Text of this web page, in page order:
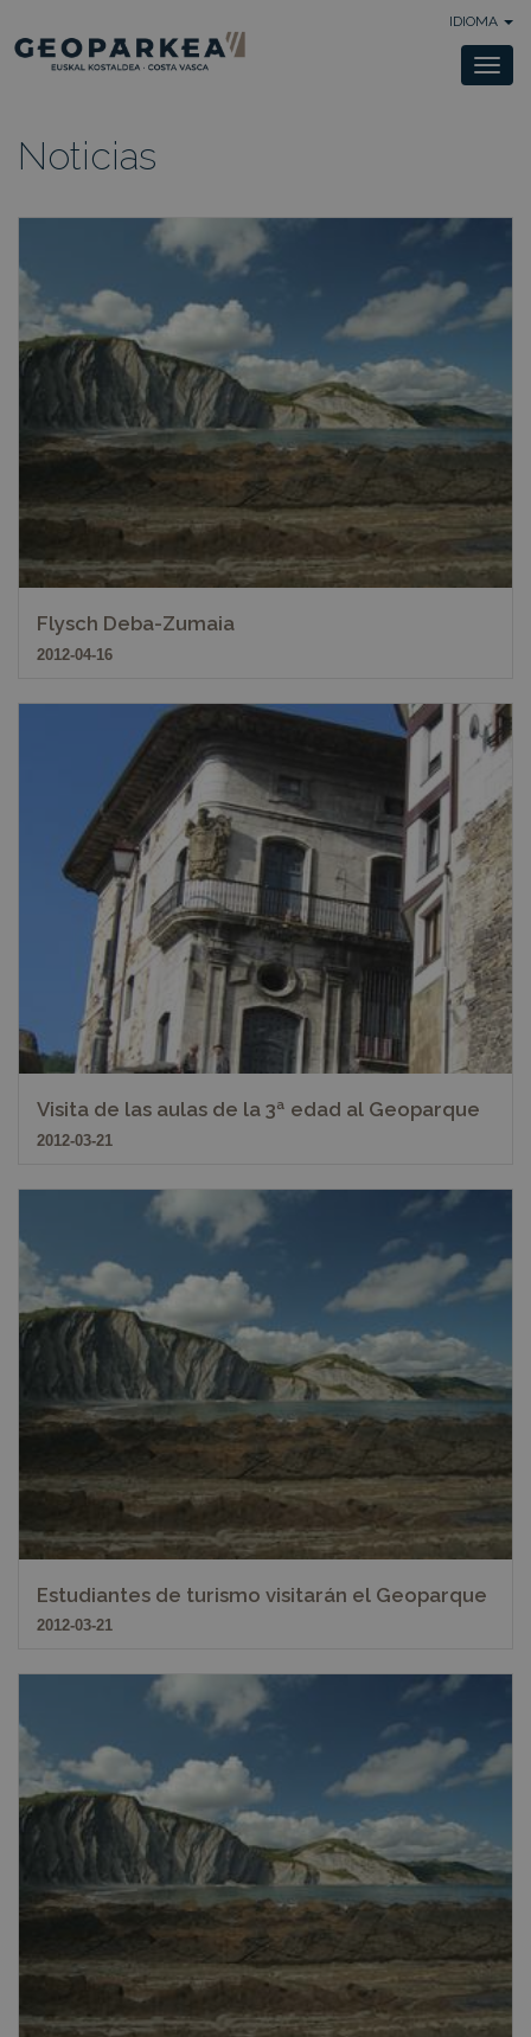
IDIOMA
Noticias
Flysch Deba-Zumaia
2012-04-16
Visita de las aulas de la 3ª edad al Geoparque
2012-03-21
Estudiantes de turismo visitarán el Geoparque
2012-03-21